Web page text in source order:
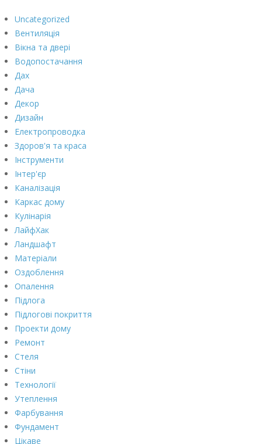
Uncategorized
Вентиляція
Вікна та двері
Водопостачання
Дах
Дача
Декор
Дизайн
Електропроводка
Здоров'я та краса
Інструменти
Інтер'єр
Каналізація
Каркас дому
Кулінарія
ЛайфХак
Ландшафт
Матеріали
Оздоблення
Опалення
Підлога
Підлогові покриття
Проекти дому
Ремонт
Стеля
Стіни
Технології
Утеплення
Фарбування
Фундамент
Цікаве